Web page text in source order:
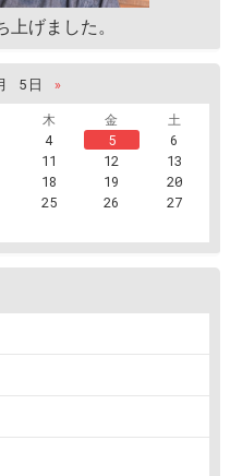
げました。
5日
»
木 金
土
4 5
6
11 12
13
18 19
20
25 26
27